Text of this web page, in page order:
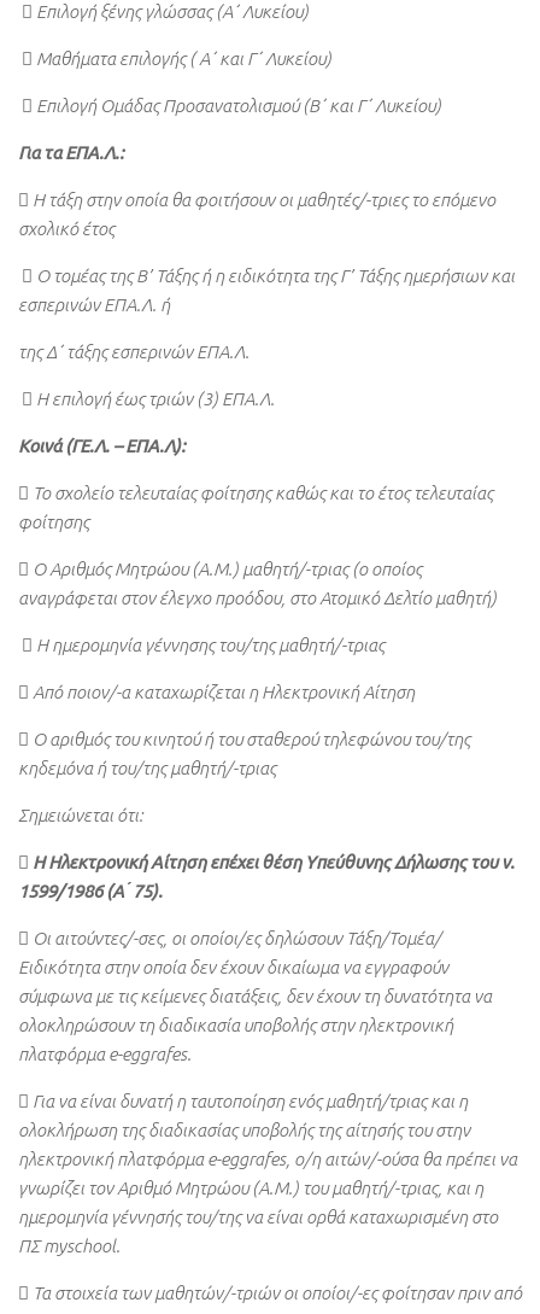
 Επιλογή ξένης γλώσσας (Α΄ Λυκείου)
 Μαθήματα επιλογής ( Α΄ και Γ΄ Λυκείου)
 Επιλογή Ομάδας Προσανατολισμού (Β΄ και Γ΄ Λυκείου)
Για τα ΕΠΑ.Λ.:
 Η τάξη στην οποία θα φοιτήσουν οι μαθητές/-τριες το επόμενο
σχολικό έτος
 Ο τομέας της Β’ Τάξης ή η ειδικότητα της Γ’ Τάξης ημερήσιων και
εσπερινών ΕΠΑ.Λ. ή
της Δ΄ τάξης εσπερινών ΕΠΑ.Λ.
 Η επιλογή έως τριών (3) ΕΠΑ.Λ.
Κοινά (ΓΕ.Λ. – ΕΠΑ.Λ):
 Το σχολείο τελευταίας φοίτησης καθώς και το έτος τελευταίας
φοίτησης
 Ο Αριθμός Μητρώου (Α.Μ.) μαθητή/-τριας (ο οποίος
αναγράφεται στον έλεγχο προόδου, στο Ατομικό Δελτίο μαθητή)
 Η ημερομηνία γέννησης του/της μαθητή/-τριας
 Από ποιον/-α καταχωρίζεται η Ηλεκτρονική Αίτηση
 Ο αριθμός του κινητού ή του σταθερού τηλεφώνου του/της
κηδεμόνα ή του/της μαθητή/-τριας
Σημειώνεται ότι:
 Η Ηλεκτρονική Αίτηση επέχει θέση Υπεύθυνης Δήλωσης του ν.
1599/1986 (Α ́ 75).
 Οι αιτούντες/-σες, οι οποίοι/ες δηλώσουν Τάξη/Τομέα/
Ειδικότητα στην οποία δεν έχουν δικαίωμα να εγγραφούν
σύμφωνα με τις κείμενες διατάξεις, δεν έχουν τη δυνατότητα να
ολοκληρώσουν τη διαδικασία υποβολής στην ηλεκτρονική
πλατφόρμα e-eggrafes.
 Για να είναι δυνατή η ταυτοποίηση ενός μαθητή/τριας και η
ολοκλήρωση της διαδικασίας υποβολής της αίτησής του στην
ηλεκτρονική πλατφόρμα e-eggrafes, ο/η αιτών/-ούσα θα πρέπει να
γνωρίζει τον Αριθμό Μητρώου (Α.Μ.) του μαθητή/-τριας, και η
ημερομηνία γέννησής του/της να είναι ορθά καταχωρισμένη στο
ΠΣ myschool.
 Τα στοιχεία των μαθητών/-τριών οι οποίοι/-ες φοίτησαν πριν από